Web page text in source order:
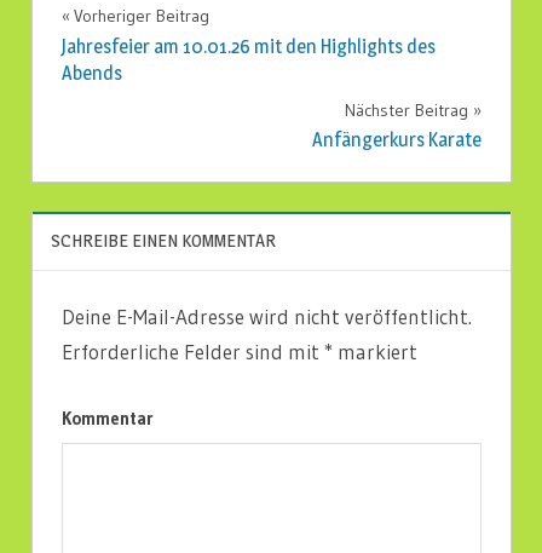
Beitragsnavigation
Vorheriger Beitrag
Jahresfeier am 10.01.26 mit den Highlights des
Abends
Nächster Beitrag
Anfängerkurs Karate
SCHREIBE EINEN KOMMENTAR
Deine E-Mail-Adresse wird nicht veröffentlicht.
Erforderliche Felder sind mit * markiert
Kommentar